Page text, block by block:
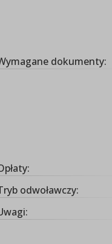
dokumenty:
odwoławczy: